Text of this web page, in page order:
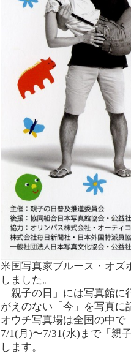
米国写真家ブルース・オズ
しました。
「親子の日」には写真館
がえのない「今」を写真に
オウチ写真場は全国の中で
7/1(月)〜7/31(水)まで「親
します。